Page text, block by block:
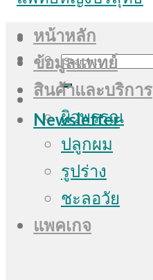
Search
for:
Newsletter
หน้าหลัก
ข้อมูลแพทย์
สินค้าและบริการ
ผิวพรรณ
ปลูกผม
รูปร่าง
ชะลอวัย
แพคเกจ